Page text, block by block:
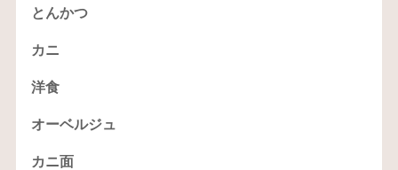
とんかつ
カニ
洋食
オーベルジュ
カニ面